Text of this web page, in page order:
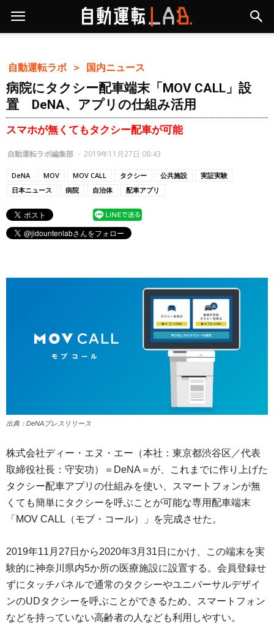
自動運転ラボ ＞ 国内ニュース
病院にタクシー配車端末「MOV CALL」設
置 DeNA、アプリの仕組み活用
スマホが無くてもタクシー配車が可能
自動運転ラボ編集部 - 2019年11月27日 08:43
DeNA MOV MOV CALL タクシー 公共施設
実証実験
日本ニュース
病院 自治体 配車アプリ
出典：DeNAプレスリリース
株式会社ディー・エヌ・エー（本社：東京都渋⾕区／代表
取締役社長：守安功）＝DeNA＝が、これまでに作り上げた
タクシー配車アプリの仕組みを使い、スマートフォンが無
くても簡単にタクシーを呼ぶことが可能な専用配車端末
「MOV CALL（モブ・コール）」を完成させた。
2019年11月27日から2020年3月31日にかけ、この端末を実
験的に神奈川県内5か所の医療施設に設置する。会員登録せ
ずにタッチパネルで通常のタクシーやユニバーサルデザイ
ンのUDタクシーを呼ぶことができるため、スマートフォン
などを持っていない高齢者の人なども利用しやすい。